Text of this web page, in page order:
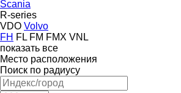
Scania
R-series
VDO Volvo
FH FL FM FMX VNL
показать все
Место расположения
Поиск по радиусу